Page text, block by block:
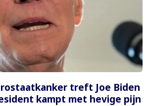
treft Joe Biden
kampt met hevige pijn